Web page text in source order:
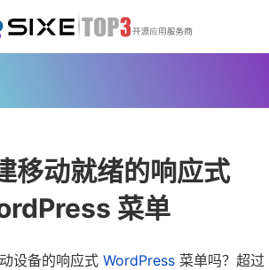
移动就绪的响应式
菜单
设备的响应式 WordPress 菜单吗？ 超过